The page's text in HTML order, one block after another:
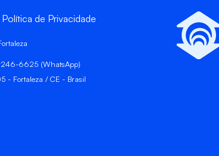
Política de Privacidade
6625 (WhatsApp)
- Fortaleza / CE - Brasil